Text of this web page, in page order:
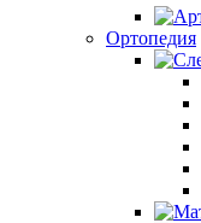
Ортопедия